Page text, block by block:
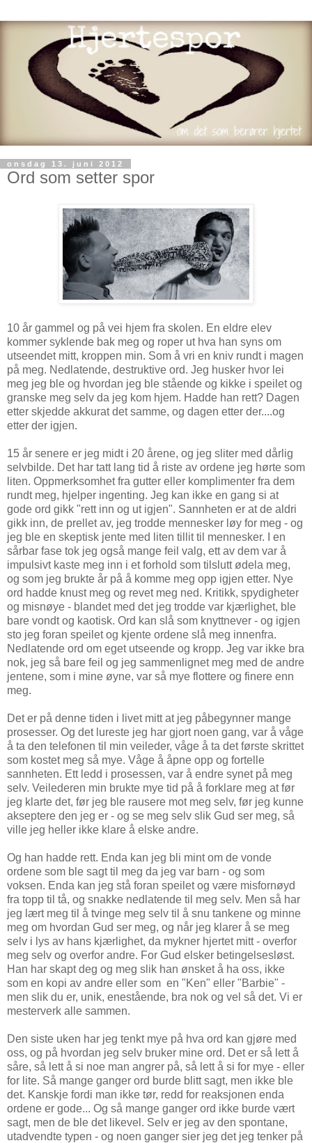
onsdag 13. juni 2012
Ord som setter spor
10 år gammel og på vei hjem fra skolen. En eldre elev
kommer syklende bak meg og roper ut hva han syns om
utseendet mitt, kroppen min. Som å vri en kniv rundt i magen
på meg. Nedlatende, destruktive ord. Jeg husker hvor lei
meg jeg ble og hvordan jeg ble stående og kikke i speilet og
granske meg selv da jeg kom hjem. Hadde han rett? Dagen
etter skjedde akkurat det samme, og dagen etter der....og
etter der igjen.
15 år senere er jeg midt i 20 årene, og jeg sliter med dårlig
selvbilde. Det har tatt lang tid å riste av ordene jeg hørte som
liten. Oppmerksomhet fra gutter eller komplimenter fra dem
rundt meg, hjelper ingenting. Jeg kan ikke en gang si at
gode ord gikk "rett inn og ut igjen". Sannheten er at de aldri
gikk inn, de prellet av, jeg trodde mennesker løy for meg - og
jeg ble en skeptisk jente med liten tillit til mennesker. I en
sårbar fase tok jeg også mange feil valg, ett av dem var å
impulsivt kaste meg inn i et forhold som tilslutt ødela meg,
og som jeg brukte år på å komme meg opp igjen etter. Nye
ord hadde knust meg og revet meg ned. Kritikk, spydigheter
og misnøye - blandet med det jeg trodde var kjærlighet, ble
bare vondt og kaotisk. Ord kan slå som knyttnever - og igjen
sto jeg foran speilet og kjente ordene slå meg innenfra.
Nedlatende ord om eget utseende og kropp. Jeg var ikke bra
nok, jeg så bare feil og jeg sammenlignet meg med de andre
jentene, som i mine øyne, var så mye flottere og finere enn
meg.
Det er på denne tiden i livet mitt at jeg påbegynner mange
prosesser. Og det lureste jeg har gjort noen gang, var å våge
å ta den telefonen til min veileder, våge å ta det første skrittet
som kostet meg så mye. Våge å åpne opp og fortelle
sannheten. Ett ledd i prosessen, var å endre synet på meg
selv. Veilederen min brukte mye tid på å forklare meg at før
jeg klarte det, før jeg ble rausere mot meg selv, før jeg kunne
akseptere den jeg er - og se meg selv slik Gud ser meg, så
ville jeg heller ikke klare å elske andre.
Og han hadde rett. Enda kan jeg bli mint om de vonde
ordene som ble sagt til meg da jeg var barn - og som
voksen. Enda kan jeg stå foran speilet og være misfornøyd
fra topp til tå, og snakke nedlatende til meg selv. Men så har
jeg lært meg til å tvinge meg selv til å snu tankene og minne
meg om hvordan Gud ser meg, og når jeg klarer å se meg
selv i lys av hans kjærlighet, da mykner hjertet mitt - overfor
meg selv og overfor andre. For Gud elsker betingelsesløst.
Han har skapt deg og meg slik han ønsket å ha oss, ikke
som en kopi av andre eller som en "Ken" eller "Barbie" -
men slik du er, unik, enestående, bra nok og vel så det. Vi er
mesterverk alle sammen.
Den siste uken har jeg tenkt mye på hva ord kan gjøre med
oss, og på hvordan jeg selv bruker mine ord. Det er så lett å
såre, så lett å si noe man angrer på, så lett å si for mye - eller
for lite. Så mange ganger ord burde blitt sagt, men ikke ble
det. Kanskje fordi man ikke tør, redd for reaksjonen enda
ordene er gode... Og så mange ganger ord ikke burde vært
sagt, men de ble det likevel. Selv er jeg av den spontane,
utadvendte typen - og noen ganger sier jeg det jeg tenker på